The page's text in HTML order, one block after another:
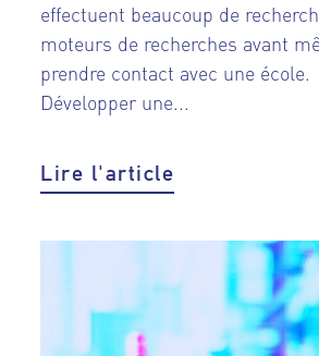
effectuent beaucoup de
moteurs de recherches avant
prendre contact avec une école.
Développer une...
Lire l'article